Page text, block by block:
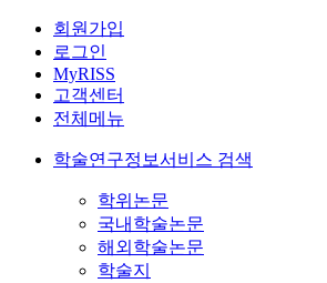
회원가입
로그인
MyRISS
고객센터
전체메뉴
학술연구정보서비스 검색
학위논문
국내학술논문
해외학술논문
학술지